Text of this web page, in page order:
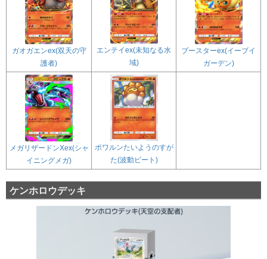
ガオガエンex(双天の守
護者)
エンテイex(未知なる水
域)
ブースターex(イーブイ
ガーデン)
メガリザードンXex(シャ
イニングメガ)
ポワルンたいようのすが
た(波動ビート)
ケンホロウデッキ